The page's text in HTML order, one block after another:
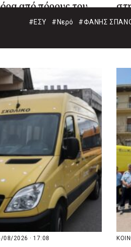
από πόρους του
#ΕΣΥ #Νερό #ΦΑΝΗΣ
08/2026 · 17:08